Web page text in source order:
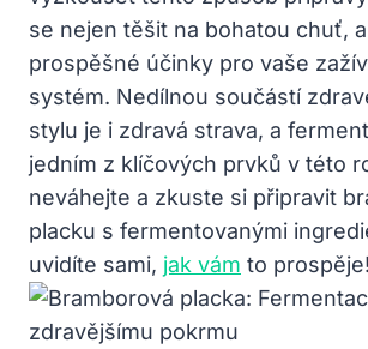
se nejen těšit na bohatou chuť,
prospěšné účinky pro vaše
systém. Nedílnou součástí
stylu je i zdravá strava, a
jedním z klíčových prvků v této
neváhejte a zkuste si připravit
placku s fermentovanými
uvidíte sami, jak vám to prospěje!